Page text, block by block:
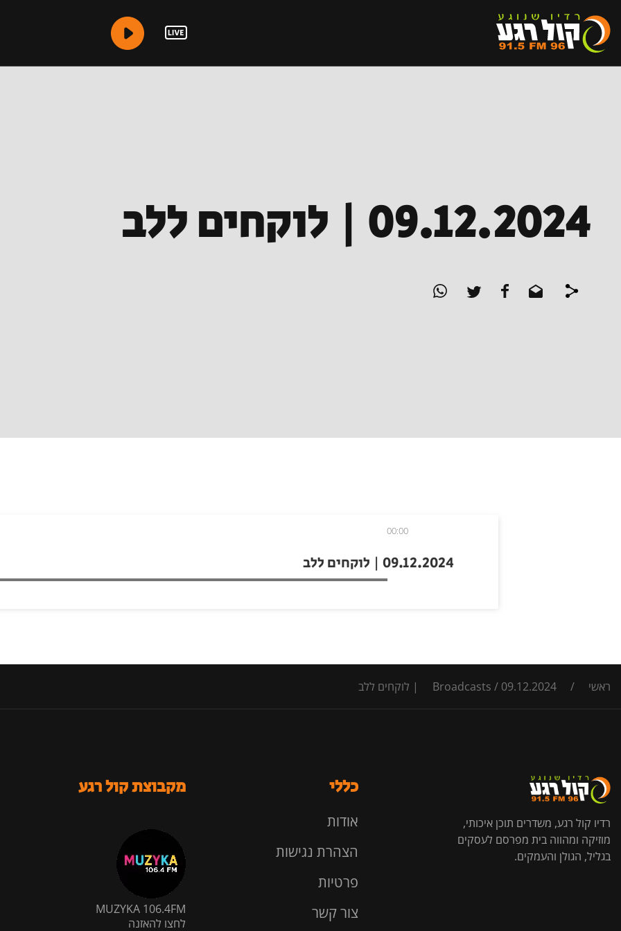
09.12.2024 | לוקחים ללב
09.12.2024 | לוקחים ללב
00:00
ראשי /
Broadcasts / 09.12.2024 | לוקחים ללב
רדיו קול רגע, משדרים תוכן איכותי,
מוזיקה ומהווה בית מפרסם לעסקים
בגליל, הגולן והעמקים.
כללי
אודות
הצהרת נגישות
פרטיות
צור קשר
מקבוצת קול רגע
MUZYKA 106.4FM
לחצו להאזנה